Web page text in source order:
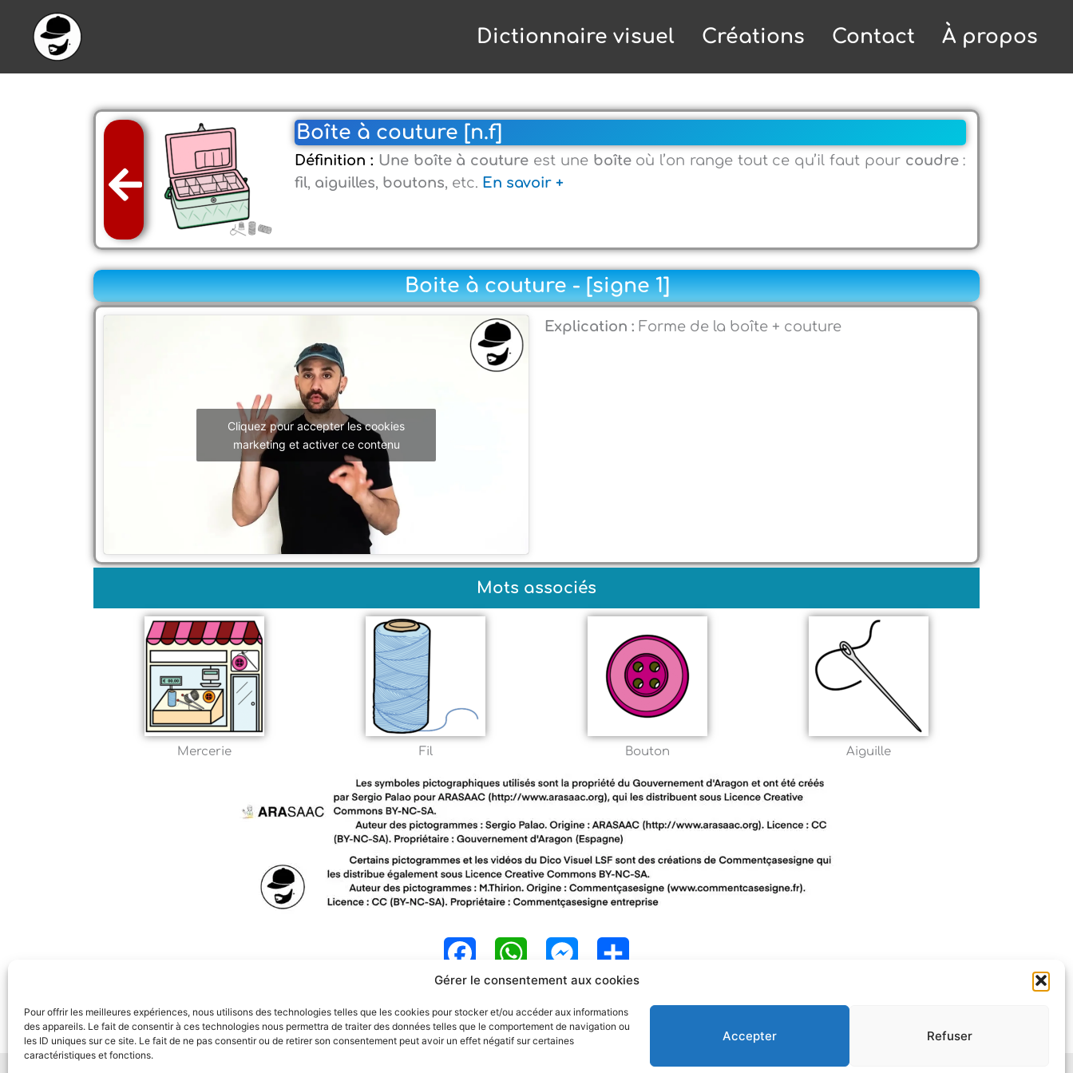
Gérer le consentement aux cookies
Pour offrir les meilleures expériences, nous utilisons des technologies telles que les cookies pour stocker et/ou accéder aux informations
des appareils. Le fait de consentir à ces technologies nous permettra de traiter des données telles que le comportement de navigation ou
les ID uniques sur ce site. Le fait de ne pas consentir ou de retirer son consentement peut avoir un effet négatif sur certaines
caractéristiques et fonctions.
Accepter Refuser
contenu
Dictionnaire visuel Créations Contact À propos
Boîte à couture [n.f]
Définition : Une boîte à couture est une boîteoù l’on range tout ce qu’il faut pour coudre:
fil, aiguilles, boutons, etc. En savoir +
Boite à couture - [signe 1]
Cliquez pour accepter les cookies
marketing et activer ce contenu
Explication : Forme de la boîte + couture
Mots associés
Mercerie Fil Bouton Aiguille
F
a
c
e
W
h
a
t
M
e
s
s
P
a
r